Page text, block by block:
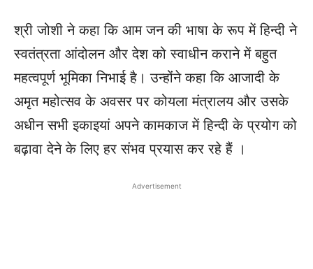
श्री जोशी ने कहा कि आम जन की भाषा के रूप में हिन्दी ने
स्वतंत्रता आंदोलन और देश को स्वाधीन कराने में बहुत
महत्वपूर्ण भूमिका निभाई है। उन्होंने कहा कि आजादी के
अमृत महोत्सव के अवसर पर कोयला मंत्रालय और उसके
अधीन सभी इकाइयां अपने कामकाज में हिन्दी के प्रयोग को
बढ़ावा देने के लिए हर संभव प्रयास कर रहे हैं ।
Advertisement